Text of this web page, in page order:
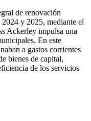
de renovación
y 2025, mediante el
Ackerley impulsa una
En este
a gastos corrientes
bienes de capital,
de los servicios